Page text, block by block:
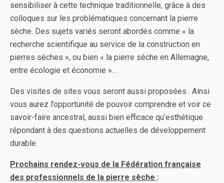
sensibiliser à cette technique traditionnelle, grâce à des
colloques sur les problématiques concernant la pierre
sèche. Des sujets variés seront abordés comme « la
recherche scientifique au service de la construction en
pierres sèches », ou bien « la pierre sèche en Allemagne,
entre écologie et économie »…
Des visites de sites vous seront aussi proposées . Ainsi
vous aurez l’opportunité de pouvoir comprendre et voir ce
savoir-faire ancestral, aussi bien efficace qu’esthétique
répondant à des questions actuelles de développement
durable.
Prochains rendez-vous de la Fédération française
des professionnels de la pierre sèche :